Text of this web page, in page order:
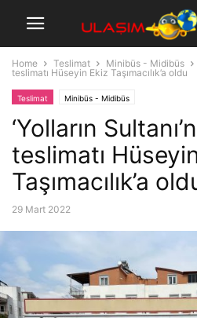
Home Teslimat Minibüs - Midibüs
teslimatı Hüseyin Ekiz Taşımacılık’a oldu
Teslimat Minibüs - Midibüs
‘Yolların
teslimatı
Taşımacılık’a
29 Mart 2022